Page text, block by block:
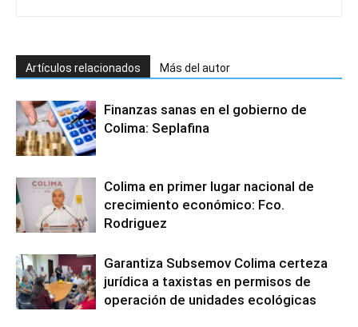
Artículos relacionados Más del autor
Finanzas sanas en el gobierno de
Colima: Seplafina
Colima en primer lugar nacional de
crecimiento económico: Fco.
Rodriguez
Garantiza Subsemov Colima certeza
jurídica a taxistas en permisos de
operación de unidades ecológicas